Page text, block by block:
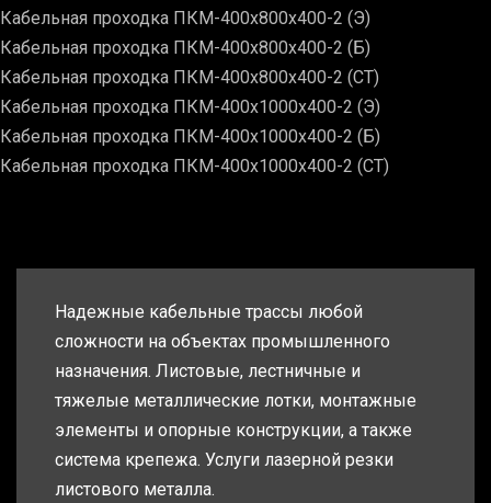
Кабельная проходка ПКМ-400х800х400-2 (Э)
Кабельная проходка ПКМ-400х800х400-2 (Б)
Кабельная проходка ПКМ-400х800х400-2 (СТ)
Кабельная проходка ПКМ-400х1000х400-2 (Э)
Кабельная проходка ПКМ-400х1000х400-2 (Б)
Кабельная проходка ПКМ-400х1000х400-2 (СТ)
Надежные кабельные трассы любой
сложности на объектах промышленного
назначения. Листовые, лестничные и
тяжелые металлические лотки, монтажные
элементы и опорные конструкции, а также
система крепежа. Услуги лазерной резки
листового металла.